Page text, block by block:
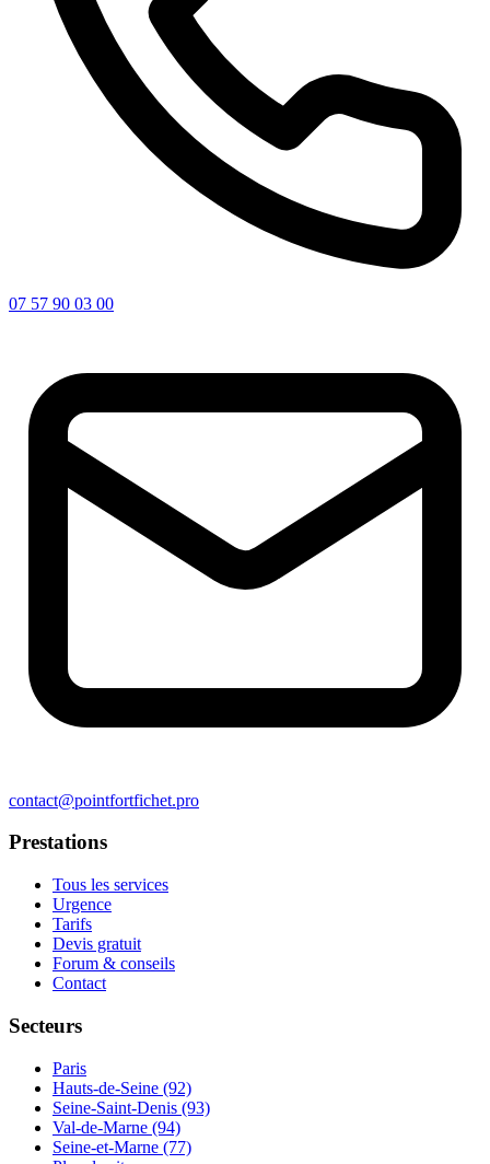
07 57 90 03 00
contact@pointfortfichet.pro
Prestations
Tous les services
Urgence
Tarifs
Devis gratuit
Forum & conseils
Contact
Secteurs
Paris
Hauts-de-Seine (92)
Seine-Saint-Denis (93)
Val-de-Marne (94)
Seine-et-Marne (77)